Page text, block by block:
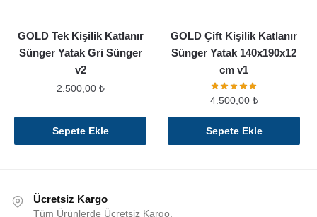
GOLD Tek Kişilik Katlanır
Sünger Yatak Gri Sünger
v2
2.500,00 ₺
Sepete Ekle
GOLD Çift Kişilik Katlanır
Sünger Yatak 140x190x12
cm v1
4.500,00 ₺
Sepete Ekle
Ücretsiz Kargo
Tüm Ürünlerde Ücretsiz Kargo.